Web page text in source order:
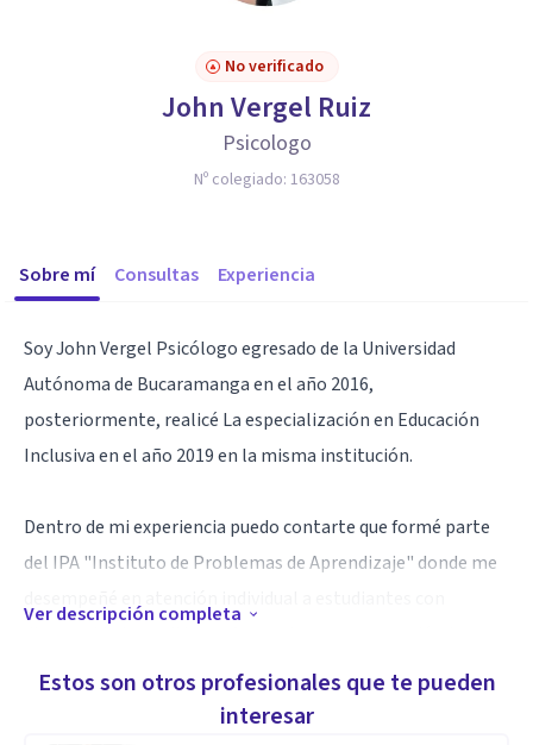
No verificado
John Vergel Ruiz
Psicologo
Nº colegiado: 163058
Sobre mí Consultas Experiencia
Soy John Vergel Psicólogo egresado de la Universidad
Autónoma de Bucaramanga en el año 2016,
posteriormente, realicé La especialización en Educación
Inclusiva en el año 2019 en la misma institución.
Dentro de mi experiencia puedo contarte que formé parte
del IPA "Instituto de Problemas de Aprendizaje" donde me
emocionales, de igual forma participé en el INPEC
"Instituto Nacional Penitenciario y Carcelario", en el área
Ver descripción completa
Estos son otros profesionales que te pueden
interesar